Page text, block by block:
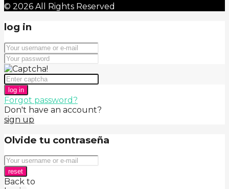
© 2026 All Rights Reserved
log in
log in
Forgot password?
Don't have an account?
sign up
Olvide tu contraseña
reset
Back to